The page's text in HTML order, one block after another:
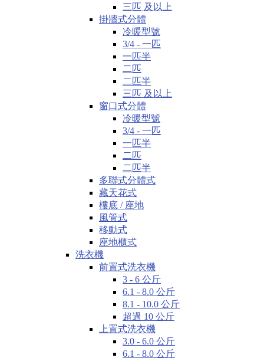
三匹 及以上
掛牆式分體
冷暖型號
3/4 - 一匹
一匹半
二匹
二匹半
三匹 及以上
窗口式分體
冷暖型號
3/4 - 一匹
一匹半
二匹
二匹半
多聯式分體式
藏天花式
樓底 / 座地
風管式
移動式
座地櫃式
洗衣機
前置式洗衣機
3 - 6 公斤
6.1 - 8.0 公斤
8.1 - 10.0 公斤
超過 10 公斤
上置式洗衣機
3.0 - 6.0 公斤
6.1 - 8.0 公斤